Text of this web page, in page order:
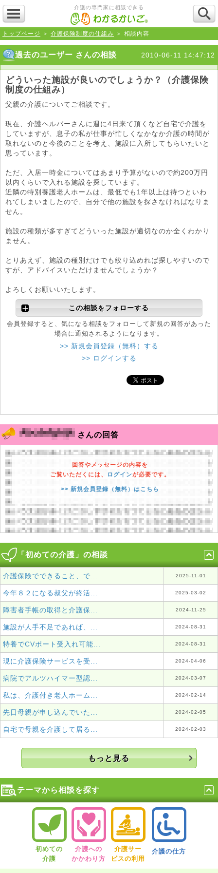
介護の専門家に相談できる
トップページ ＞ 介護保険制度の仕組み ＞ 相談内容
過去のユーザー さんの相談 2010-06-11 14:47:12
どういった施設が良いのでしょうか？（介護保険
制度の仕組み）
父親の介護についてご相談です。
現在、介護ヘルパーさんに週に4日来て頂くなど自宅で介護を
していますが、息子の私が仕事が忙しくなかなか介護の時間が
取れないのと今後のことを考え、施設に入所してもらいたいと
思っています。
ただ、入居一時金についてはあまり予算がないので約200万円
以内くらいで入れる施設を探しています。
近隣の特別養護老人ホームは、最低でも1年以上は待つといわ
れてしまいましたので、自分で他の施設を探さなければなりま
せん。
施設の種類が多すぎてどういった施設が適切なのか全くわかり
ません。
とりあえず、施設の種別だけでも絞り込めれば探しやすいので
すが、アドバイスいただけませんでしょうか？
よろしくお願いいたします。
この相談をフォローする
会員登録すると、気になる相談をフォローして新規の回答があった
場合に通知されるようになります。
>> 新規会員登録（無料）する
>> ログインする
さんの回答
回答やメッセージの内容を
ご覧いただくには、
ログインが必要です。
>> 新規会員登録（無料）はこちら
「初めての介護」の相談
介護保険でできること、で... 2025-11-01
今年８２になる叔父が終活... 2025-03-02
障害者手帳の取得と介護保... 2024-11-25
施設が人手不足であれば、... 2024-08-31
特養でCVポート受入れ可能... 2024-08-31
現に介護保険サービスを受... 2024-04-06
病院でアルツハイマー型認... 2024-03-07
私は、介護付き老人ホーム... 2024-02-14
先日母親が申し込んでいた... 2024-02-05
自宅で母親を介護して居る... 2024-02-03
もっと見る
テーマから相談を探す
初めての
介護
介護への
かかわり方
介護サー
ビスの利用
介護の仕方